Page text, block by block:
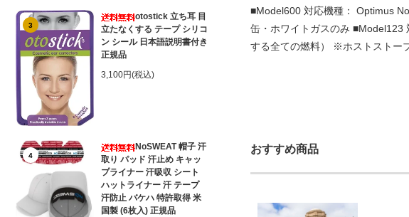
3
otostick 立ち耳 目
立たなくする テープ シリコ
ン シール 日本語説明書付き
正規品
3,100円(税込)
4
NoSWEAT 帽子 汗
取り パッド 汗止め キャッ
プライナー 汗吸収 シート
ハットライナー 汗 テープ
汗防止 バケハ 特許取得 米
国製 (6枚入) 正規品
■Model600 対応機種： Optimus
缶・ホワイトガスのみ ■Model123
する全ての燃料） ※ホストストー
おすすめ商品